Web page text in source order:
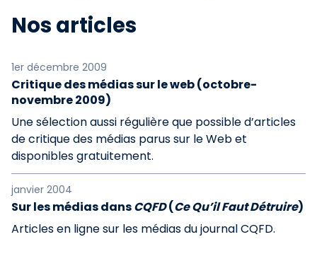
Nos articles
1er décembre 2009
Critique des médias sur le web (octobre-
novembre 2009)
Une sélection aussi régulière que possible d’articles
de critique des médias parus sur le Web et
disponibles gratuitement.
janvier 2004
Sur les médias dansCQFD(Ce Qu’il Faut Détruire)
Articles en ligne sur les médias du journal CQFD.